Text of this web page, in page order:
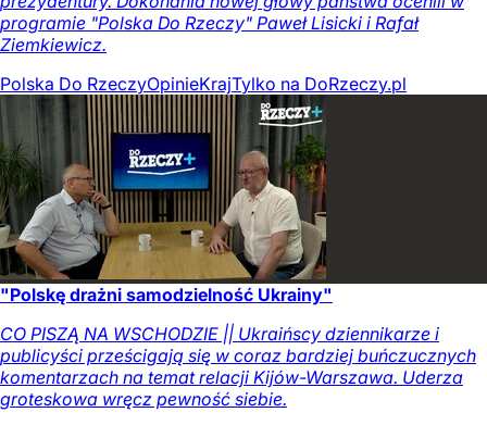
programie "Polska Do Rzeczy" Paweł Lisicki i Rafał
Ziemkiewicz.
Polska Do RzeczyOpinieKrajTylko na DoRzeczy.pl
"Polskę drażni samodzielność Ukrainy"
CO PISZĄ NA WSCHODZIE || Ukraińscy dziennikarze i
publicyści prześcigają się w coraz bardziej buńczucznych
komentarzach na temat relacji Kijów-Warszawa. Uderza
groteskowa wręcz pewność siebie.